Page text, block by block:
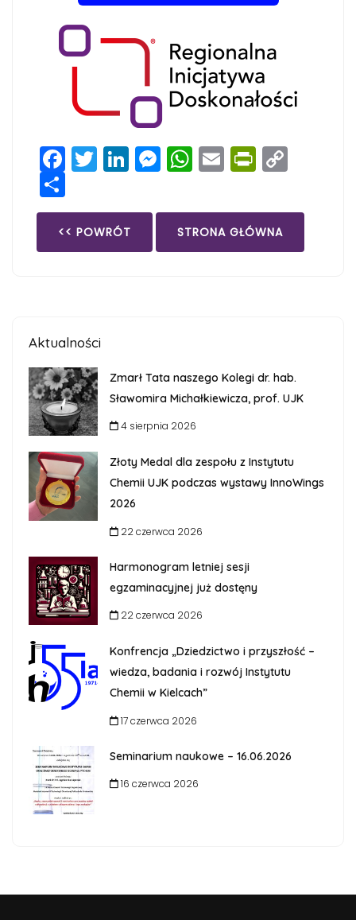
Facebook
Twitter
LinkedIn
Messenger
WhatsApp
Email
Share
<< POWRÓT STRONA GŁÓWNA
Aktualności
Zmarł Tata naszego Kolegi dr. hab.
Sławomira Michałkiewicza, prof. UJK
4 sierpnia 2026
Złoty Medal dla zespołu z Instytutu
Chemii UJK podczas wystawy InnoWings
2026
22 czerwca 2026
Harmonogram letniej sesji
egzaminacyjnej już dostęny
22 czerwca 2026
Konfrencja „Dziedzictwo i przyszłość –
wiedza, badania i rozwój Instytutu
Chemii w Kielcach”
17 czerwca 2026
Seminarium naukowe – 16.06.2026
16 czerwca 2026